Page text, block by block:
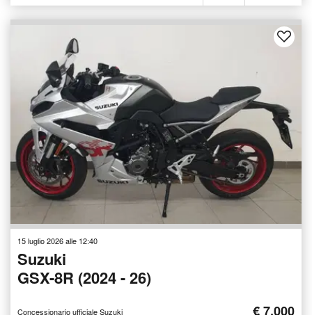
15 luglio 2026 alle 12:40
Suzuki
GSX-8R (2024 - 26)
Concessionario ufficiale Suzuki € 7.000